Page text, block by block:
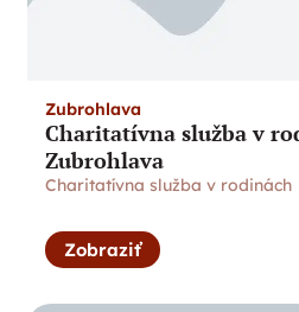
Zubrohlava
Charitatívna služba v
Zubrohlava
Charitatívna služba v rodinách
Zobraziť